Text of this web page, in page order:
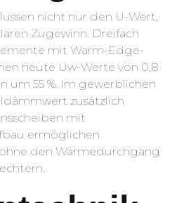
nicht nur den U-Wert,
Zugewinn. Dreifach
mit Warm-Edge-
heute Uw-Werte von 0,8
um 55 %. Im gewerblichen
zusätzlich
mit
ermöglichen
ohne den Wärmedurchgang